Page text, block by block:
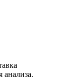
анализа.